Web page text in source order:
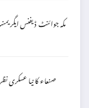
مکہ جوائنٹ ڈیفنس
صنعاء کا نیا عسکری